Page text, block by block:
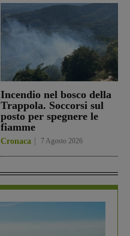
Incendio nel bosco della
Trappola. Soccorsi sul
posto per spegnere le
fiamme
Cronaca 7 Agosto 2026